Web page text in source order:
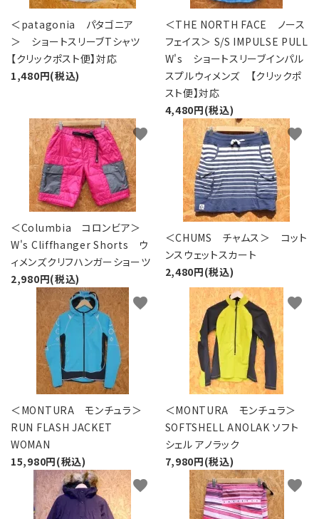
＜patagonia パタゴニア
＞ ショートスリーブTシャツ
【クリックポスト便】対応
1,480円(税込)
＜THE NORTH FACE ノース
フェイス＞ S/S IMPULSE PULL
W's ショートスリーブインパル
スプルウィメンズ 【クリックポ
スト便】対応
4,480円(税込)
＜Columbia コロンビア＞
W's Cliffhanger Shorts ウ
ィメンズクリフハンガーショーツ
2,980円(税込)
favorite
＜CHUMS チャムス＞ コット
ンスウェットスカート
2,480円(税込)
favorite
＜MONTURA モンチュラ＞
RUN FLASH JACKET
WOMAN
15,980円(税込)
favorite
＜MONTURA モンチュラ＞
SOFTSHELL ANOLAK ソフト
シェル アノラック
7,980円(税込)
favorite
favorite favorite